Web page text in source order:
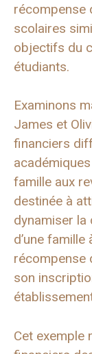
récompense
scolaires
objectifs du
étudiants.
Examinons
James et
financiers
famille aux
destinée à
dynamiser la
d’une
récompense
son
Cet exemple